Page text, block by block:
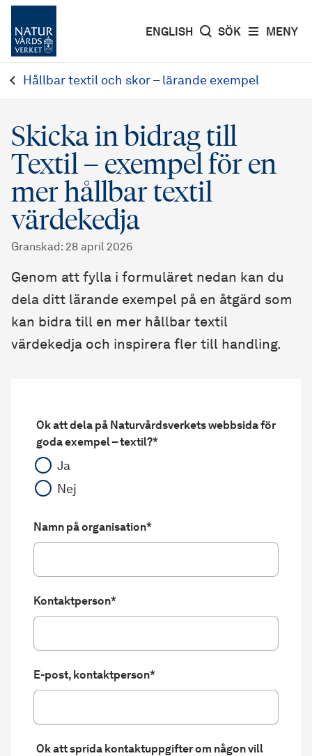
MENY
ENGLISH SÖK
Hållbar textil och skor – lärande exempel
Skicka in bidrag till
Textil – exempel för en
mer hållbar textil
värdekedja
Granskad : 28 april 2026
Genom att fylla i formuläret nedan kan du
dela ditt lärande exempel på en åtgärd som
kan bidra till en mer hållbar textil
värdekedja och inspirera fler till handling.
Ok att dela på Naturvårdsverkets webbsida för
goda exempel – textil?*
Ja
Nej
Namn på organisation*
Kontaktperson*
E-post, kontaktperson*
Ok att sprida kontaktuppgifter om någon vill